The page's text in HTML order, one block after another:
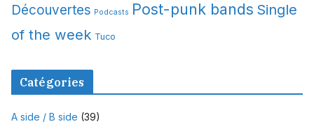
Découvertes Podcasts Post-punk bands Single
of the week Tuco
Catégories
A side / B side (39)